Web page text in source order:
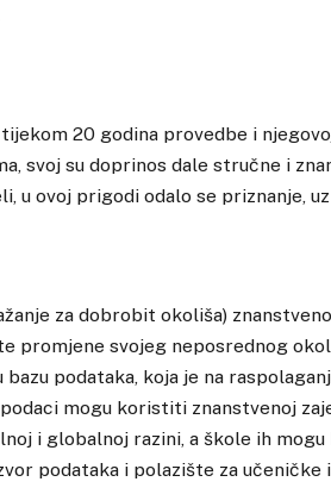
20 godina provedbe i
svoj su doprinos dale stručne i
u ovoj prigodi odalo se priznanje,
za dobrobit okoliša)
promjene svojeg neposrednog
podataka, koja je na
mogu koristiti znanstvenoj
i globalnoj razini, a škole ih
podataka i polazište za